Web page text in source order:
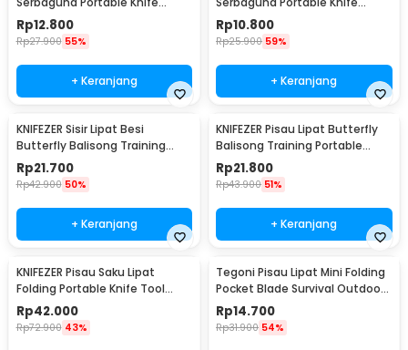
Survival - W46
Rp12.800
Rp27.900 55%
+ Keranjang
Survival Tool - W33
Rp10.800
Rp25.900 59%
+ Keranjang
KNIFEZER Sisir Lipat Besi
Butterfly Balisong Training
Knife 220mm - JL07
Rp21.700
Rp42.900 50%
+ Keranjang
KNIFEZER Pisau Lipat Butterfly
Balisong Training Portable
Knife - C28
Rp21.800
Rp43.900 51%
+ Keranjang
KNIFEZER Pisau Saku Lipat
Folding Portable Knife Tool
Wood Grip - S12
Rp42.000
Rp72.900 43%
Tegoni Pisau Lipat Mini Folding
Pocket Blade Survival Outdoor
Knife - EO02732
Rp14.700
Rp31.900 54%